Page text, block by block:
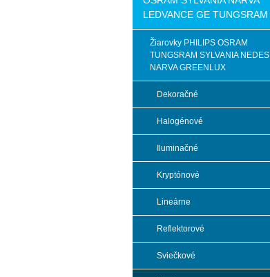
LEDVANCE GE TUNGSRAM
Žiarovky PHILIPS OSRAM
TUNGSRAM SYLVANIA NEDES
NARVA GREENLUX
Dekoračné
Halogénové
Iluminačné
Kryptónové
Lineárne
Reflektorové
Sviečkové